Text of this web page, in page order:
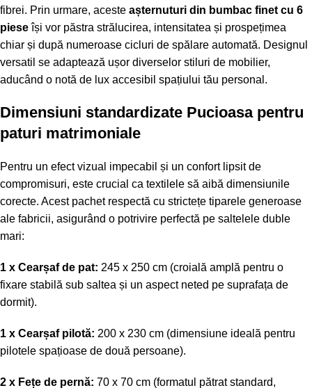
fibrei. Prin urmare, aceste așternuturi din bumbac finet cu 6
pieseîși vor păstra strălucirea, intensitatea și prospețimea
chiar și după numeroase cicluri de spălare automată. Designul
versatil se adaptează ușor diverselor stiluri de mobilier,
aducând o notă de lux accesibil spațiului tău personal.
Dimensiuni standardizate Pucioasa pentru
paturi matrimoniale
Pentru un efect vizual impecabil și un confort lipsit de
compromisuri, este crucial ca textilele să aibă dimensiunile
corecte. Acest pachet respectă cu strictețe tiparele generoase
ale fabricii, asigurând o potrivire perfectă pe saltelele duble
mari:
1 x Cearșaf de pat: 245 x 250 cm (croială amplă pentru o
fixare stabilă sub saltea și un aspect neted pe suprafața de
dormit).
1 x Cearșaf pilotă: 200 x 230 cm (dimensiune ideală pentru
pilotele spațioase de două persoane).
2 x Fețe de pernă: 70 x 70 cm (formatul pătrat standard,